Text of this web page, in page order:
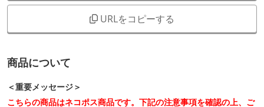
URLをコピーする
商品について
＜重要メッセージ＞
こちらの商品はネコポス商品です。下記の注意事項を確認の上、ご